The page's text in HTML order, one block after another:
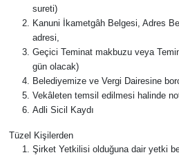
sureti)
Kanuni İkametgâh Belgesi, Adres
adresi,
Geçici Teminat makbuzu veya
gün olacak)
Belediyemize ve Vergi Dairesine
Vekâleten temsil edilmesi halinde
Adli Sicil Kaydı
Tüzel Kişilerden
Şirket Yetkilisi olduğuna dair yetki
RESMİ İLANLAR
SAĞLIK
Spor
Tarihi Yapılarımız